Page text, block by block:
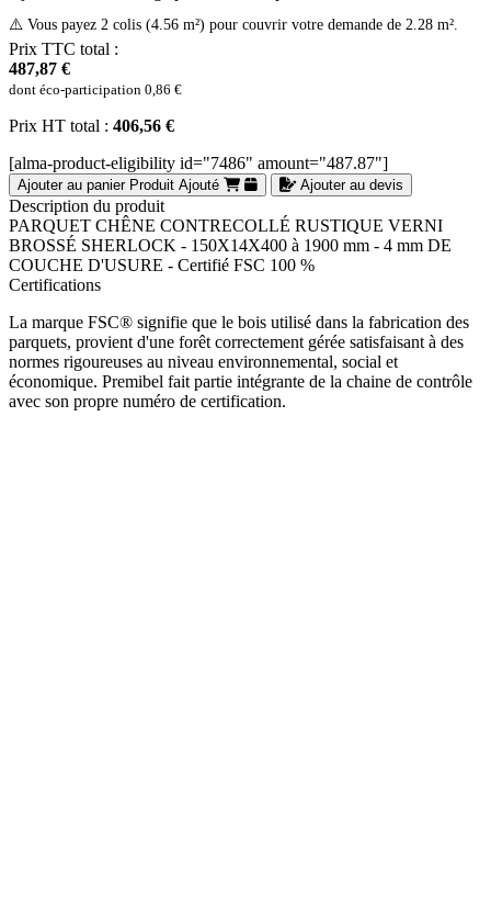
⚠️ Vous payez 2 colis (4.56 m²) pour couvrir votre demande de 2.28 m².
Prix TTC total :
487,87 €
dont éco-participation 0,86 €
Prix HT total : 406,56 €
[alma-product-eligibility id="7486" amount="487.87"]
Ajouter au panier Produit Ajouté Ajouter au devis
Description du produit
PARQUET CHÊNE CONTRECOLLÉ RUSTIQUE VERNI
BROSSÉ SHERLOCK - 150X14X400 à 1900 mm - 4 mm DE
COUCHE D'USURE - Certifié FSC 100 %
Certifications
La marque FSC® signifie que le bois utilisé dans la fabrication des
parquets, provient d'une forêt correctement gérée satisfaisant à des
normes rigoureuses au niveau environnemental, social et
économique. Premibel fait partie intégrante de la chaine de contrôle
avec son propre numéro de certification.